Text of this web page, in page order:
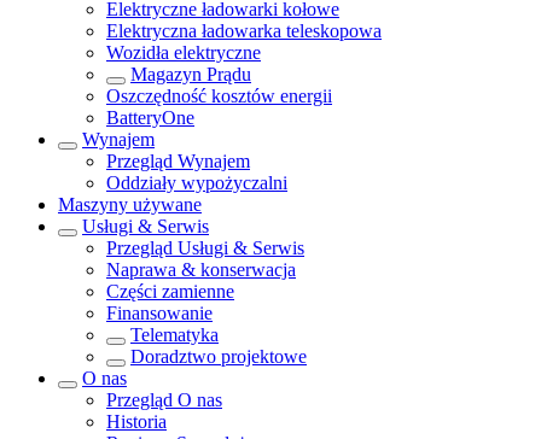
Elektryczne ładowarki kołowe
Elektryczna ładowarka teleskopowa
Wozidła elektryczne
Magazyn Prądu
Oszczędność kosztów energii
BatteryOne
Wynajem
Przegląd Wynajem
Oddziały wypożyczalni
Maszyny używane
Usługi & Serwis
Przegląd Usługi & Serwis
Naprawa & konserwacja
Części zamienne
Finansowanie
Telematyka
Doradztwo projektowe
O nas
Przegląd O nas
Historia